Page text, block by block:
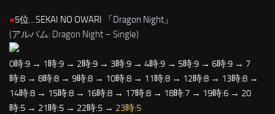
●5位…SEKAI NO OWARI 「Dragon Night 」
(アルバム: Dragon Night – Single)
0時:9 → 1時:9 → 2時:9 → 3時:9 → 4時:9 → 5時:9 → 6時:9 → 7
時:8 → 8時:8 → 9時:8 → 10時:8 → 11時:8 → 12時:8 → 13時:8 →
14時:8 → 15時:8 → 16時:8 → 17時:8 → 18時:7 → 19時:6 → 20
時:5 → 21時:5 → 22時:5 → 23時:5